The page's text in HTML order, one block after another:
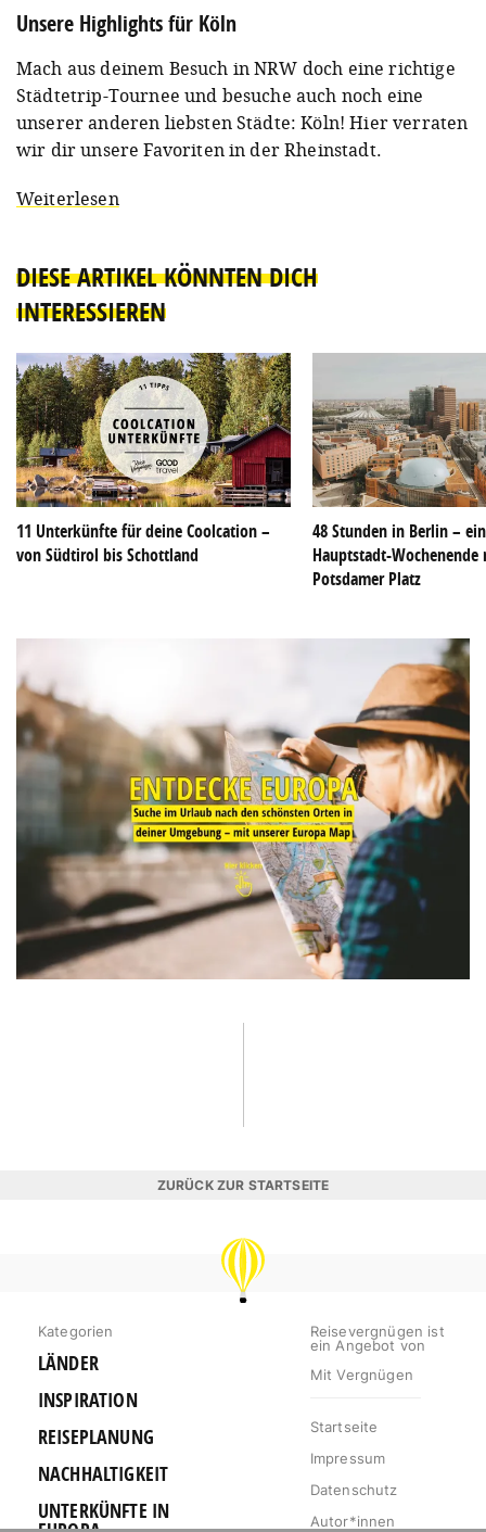
Unsere Highlights für Köln
Mach aus deinem Besuch in NRW doch eine richtige
Städtetrip-Tournee und besuche auch noch eine
unserer anderen liebsten Städte: Köln! Hier verraten
wir dir unsere Favoriten in der Rheinstadt.
Weiterlesen
DIESE ARTIKEL KÖNNTEN DICH
INTERESSIEREN
11 Unterkünfte für deine Coolcation –
von Südtirol bis Schottland
48 Stunden in Berlin –
Hauptstadt-
Potsdamer Platz
ZURÜCK ZUR STARTSEITE
REISEVERGNÜGEN
Kategorien
LÄNDER
INSPIRATION
REISEPLANUNG
NACHHALTIGKEIT
UNTERKÜNFTE IN
Reisevergnügen ist
ein Angebot von
Mit Vergnügen
Startseite
Impressum
Datenschutz
Autor*innen